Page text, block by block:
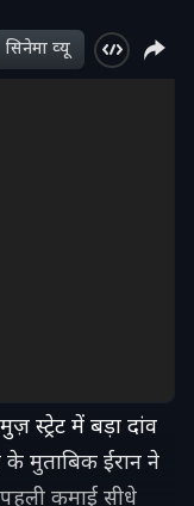
सिनेमा व्‍यू
स्ट्रेट में बड़ा दांव
के मुताबिक ईरान ने
कमाई सीधे